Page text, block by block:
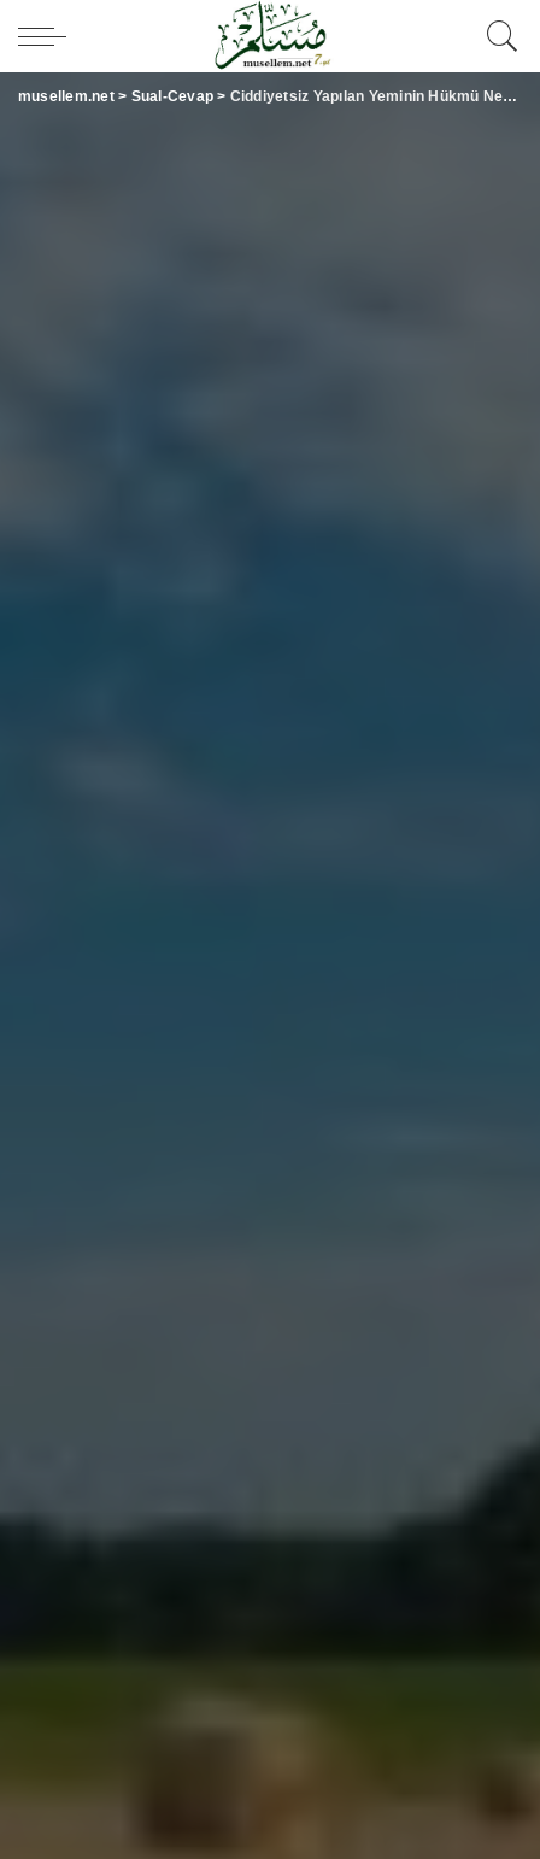
musellem.net> Sual-Cevap > Ciddiyetsiz Yapılan Yeminin Hükmü Nedir?